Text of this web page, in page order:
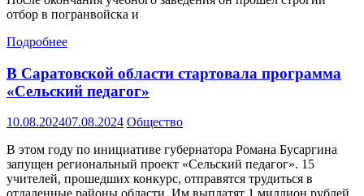
отбор в погранвойска и
Подробнее
В Саратовской области стартовала программа
«Сельский педагог»
10.08.202407.08.2024 Общество
В этом году по инициативе губернатора Романа Бусаргина
запущен региональный проект «Сельский педагог». 15
учителей, прошедших конкурс, отправятся трудиться в